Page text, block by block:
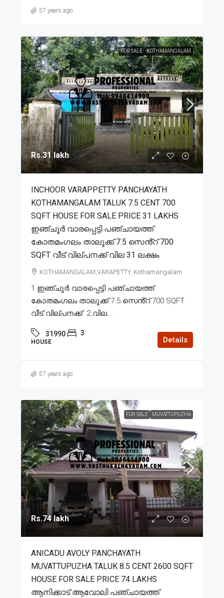
57 years ago
FOR SALE KOTHAMANGALAM
Rs.31 lakh
INCHOOR VARAPPETTY PANCHAYATH
KOTHAMANGALAM TALUK 7.5 CENT 700
SQFT HOUSE FOR SALE PRICE 31 LAKHS
ഇഞ്ചൂർ വാരപ്പെട്ടി പഞ്ചായത്ത്
കോതമംഗലം താലൂക്ക് 7.5 സെൻ്റ് 700
SQFT വീട് വില്പനക്ക് വില 31 ലക്ഷം
KOTHAMANGALAM,VARAPETTY, Kothamangalam
1.ഇഞ്ചൂർ വാരപ്പെട്ടി പഞ്ചായത്ത്
കോതമംഗലം താലൂക്ക് 7.5 സെൻ്റ് 700 SQFT
വീട് വില്പനക്ക്. 2.വില...
31990 3
HOUSE Details
57 years ago
FOR SALE MUVATTUPUZHA
Rs.74 lakh
ANICADU AVOLY PANCHAYATH
MUVATTUPUZHA TALUK 8.5 CENT 2600 SQFT
HOUSE FOR SALE PRICE 74 LAKHS
ആനിക്കാട് ആവോലി പഞ്ചായത്ത്